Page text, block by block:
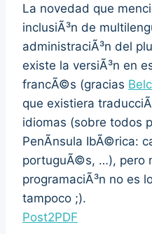
La novedad que
inclusiÃ³n de
administraciÃ³n del
existe la versiÃ³n en
francÃ©s (gracias
que existiera
idiomas (sobre todos
PenÃ­nsula IbÃ©rica:
portuguÃ©s, …), pero
programaciÃ³n no es
tampoco ;).
Post2PDF